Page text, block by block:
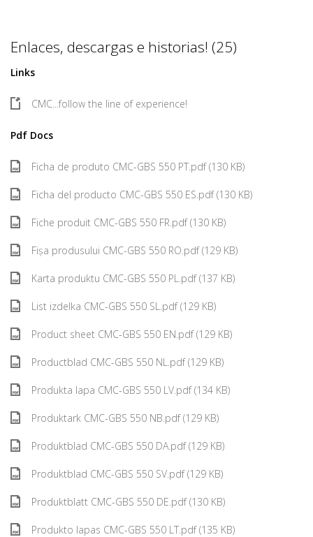
Enlaces, descargas e historias! (25)
Links
CMC...follow the line of experience!
Pdf Docs
Ficha de produto CMC-GBS 550 PT.pdf (130 KB)
Ficha del producto CMC-GBS 550 ES.pdf (130 KB)
Fiche produit CMC-GBS 550 FR.pdf (130 KB)
Fișa produsului CMC-GBS 550 RO.pdf (129 KB)
Karta produktu CMC-GBS 550 PL.pdf (137 KB)
List izdelka CMC-GBS 550 SL.pdf (129 KB)
Product sheet CMC-GBS 550 EN.pdf (129 KB)
Productblad CMC-GBS 550 NL.pdf (129 KB)
Produkta lapa CMC-GBS 550 LV.pdf (134 KB)
Produktark CMC-GBS 550 NB.pdf (129 KB)
Produktblad CMC-GBS 550 DA.pdf (129 KB)
Produktblad CMC-GBS 550 SV.pdf (129 KB)
Produktblatt CMC-GBS 550 DE.pdf (130 KB)
Produkto lapas CMC-GBS 550 LT.pdf (135 KB)